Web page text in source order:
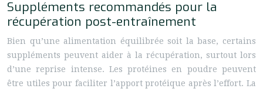
Suppléments recommandés pour la
récupération post-entraînement
Bien qu’une alimentation équilibrée soit la base, certains
suppléments peuvent aider à la récupération, surtout lors
d’une reprise intense. Les protéines en poudre peuvent
être utiles pour faciliter l’apport protéique après l’effort. La